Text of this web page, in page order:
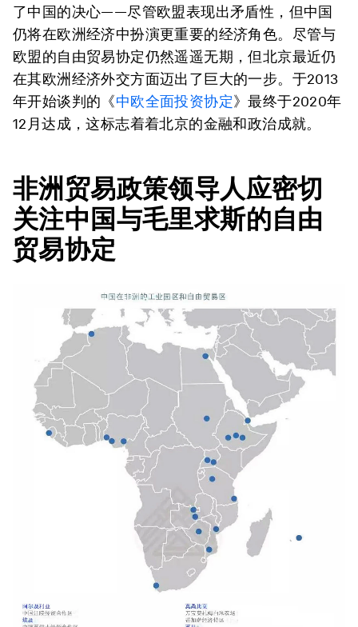
了中国的决心——尽管欧盟表现出矛盾性，但中国
仍将在欧洲经济中扮演更重要的经济角色。尽管与
欧盟的自由贸易协定仍然遥遥无期，但北京最近仍
在其欧洲经济外交方面迈出了巨大的一步。于2013
年开始谈判的《中欧全面投资协定》最终于2020年
12月达成，这标志着着北京的金融和政治成就。
非洲贸易政策领导人应密切
关注中国与毛里求斯的自由
贸易协定